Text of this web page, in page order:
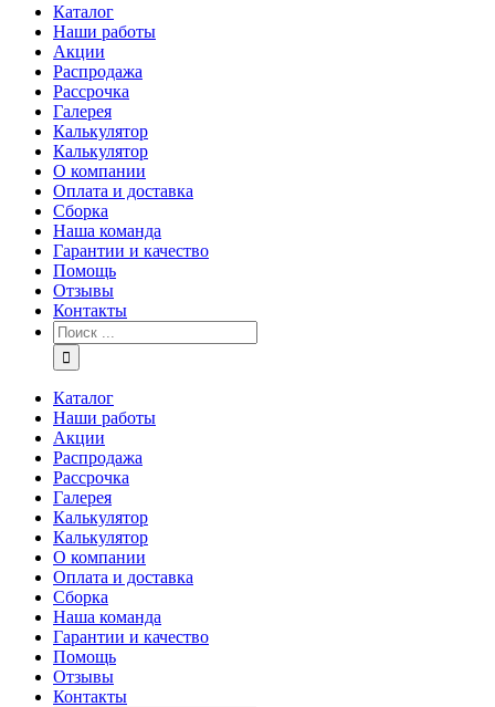
Каталог
Наши работы
Акции
Распродажа
Рассрочка
Галерея
Калькулятор
Калькулятор
О компании
Оплата и доставка
Сборка
Наша команда
Гарантии и качество
Помощь
Отзывы
Контакты
Каталог
Наши работы
Акции
Распродажа
Рассрочка
Галерея
Калькулятор
Калькулятор
О компании
Оплата и доставка
Сборка
Наша команда
Гарантии и качество
Помощь
Отзывы
Контакты